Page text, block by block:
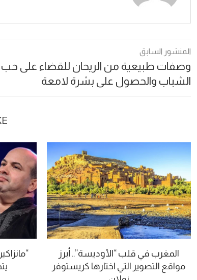
المنشور السابق
وصفات طبيعية من الريحان للقضاء على حب
الشباب والحصول على بشرة لامعة
المغرب في قلب “الأوديسة”.. أبرز
مواقع التصوير التي اختارها كريستوفر